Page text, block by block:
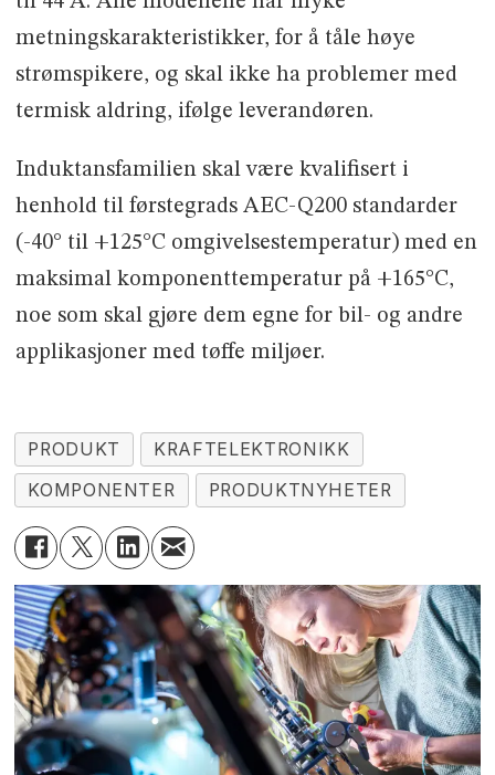
metningskarakteristikker, for å tåle høye
strømspikere, og skal ikke ha problemer med
termisk aldring, ifølge leverandøren.
Induktansfamilien skal være kvalifisert i
henhold til førstegrads AEC-Q200 standarder
(-40° til +125°C omgivelsestemperatur) med en
maksimal komponenttemperatur på +165°C,
noe som skal gjøre dem egne for bil- og andre
applikasjoner med tøffe miljøer.
PRODUKT
KRAFTELEKTRONIKK
KOMPONENTER
PRODUKTNYHETER